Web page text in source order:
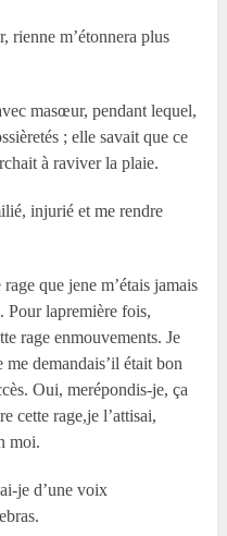
rienne m’étonnera plus
masœur, pendant lequel,
; elle savait que ce
à raviver la plaie.
injurié et me rendre
que jene m’étais jamais
Pour lapremière fois,
rage enmouvements. Je
me demandais’il était bon
Oui, merépondis-je, ça
cette rage,je l’attisai,
moi.
je d’une voix